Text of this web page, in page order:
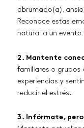
abrumado(a),
Reconoce estas
natural a un
2. Mantente
familiares o grupos
experiencias y
reducir el estrés.
3. Infórmate,